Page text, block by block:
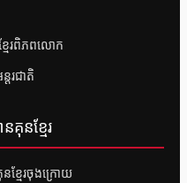
ែរពិភពលោក
រជាតិ
នខ្មែរ
ខ្មែរចុងក្រោយ